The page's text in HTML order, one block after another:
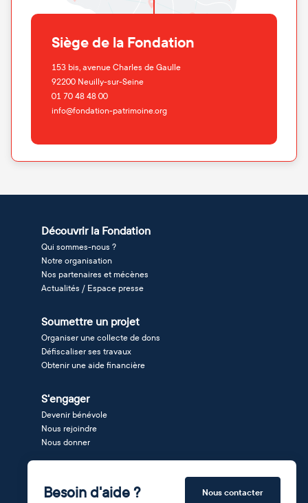
Siège de la Fondation
153 bis, avenue Charles de Gaulle
92200 Neuilly-sur-Seine
01 70 48 48 00
info@fondation-patrimoine.org
Découvrir la Fondation
Qui sommes-nous ?
Notre organisation
Nos partenaires et mécènes
Actualités / Espace presse
Soumettre un projet
Organiser une collecte de dons
Défiscaliser ses travaux
Obtenir une aide financière
S'engager
Devenir bénévole
Nous rejoindre
Nous donner
Besoin d'aide ? Nous contacter